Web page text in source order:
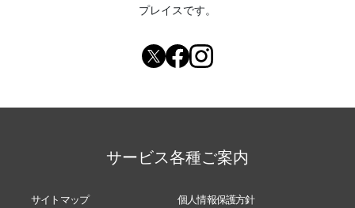
プレイスです。
サービス各種ご案内
サイトマップ
個人情報保護方針